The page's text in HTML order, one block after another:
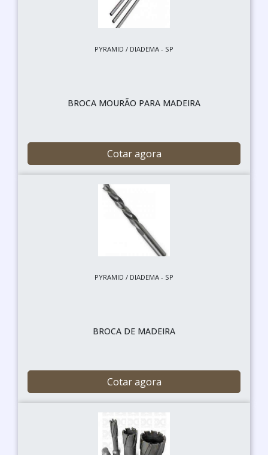
PYRAMID / DIADEMA - SP
BROCA MOURÃO PARA MADEIRA
Cotar agora
PYRAMID / DIADEMA - SP
BROCA DE MADEIRA
Cotar agora